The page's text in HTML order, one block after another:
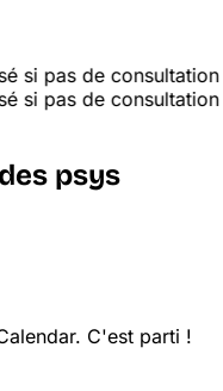
pas de consultation0
pas de consultation0
psys
C'est parti !